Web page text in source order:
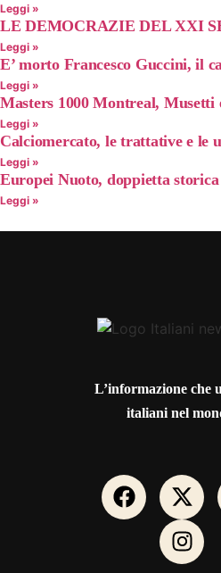
Leggi »
LE DEMOCRAZIE DEL XXI
Leggi »
E’ morto Francesco Guccini, il
Leggi »
Masters 1000 Montreal,
Leggi »
Calciomercato, le trattative e le
Leggi »
Europei Nuoto, doppietta
Leggi »
L’informazione che
italiani nel